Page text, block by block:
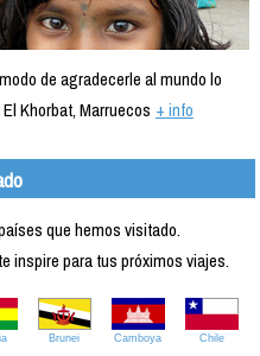
de agradecerle al mundo lo
El Khorbat, Marruecos + info
que hemos visitado.
inspire para tus próximos viajes.
Brunei Camboya Chile